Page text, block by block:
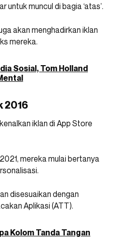
muncul di bagia ‘atas’.
akan menghadirkan iklan
mereka.
Sosial, Tom Holland
2016
iklan di App Store
mereka mulai bertanya
disesuaikan dengan
Aplikasi (ATT).
Kolom Tanda Tangan